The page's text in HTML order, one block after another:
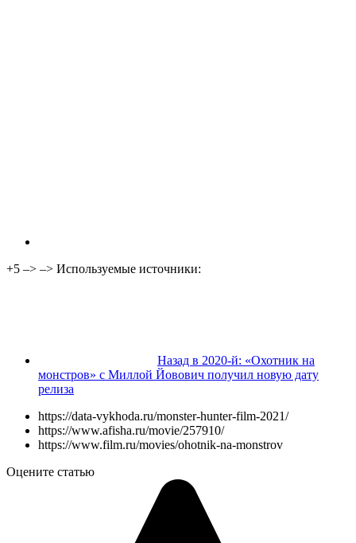
+5 –> –> Используемые источники:
Назад в 2020-й: «Охотник на
монстров» с Миллой Йовович получил новую дату
релиза
https://data-vykhoda.ru/monster-hunter-film-2021/
https://www.afisha.ru/movie/257910/
https://www.film.ru/movies/ohotnik-na-monstrov
Оцените статью